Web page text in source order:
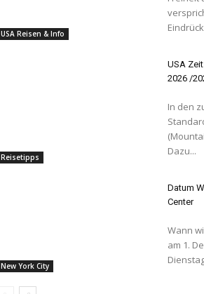
USA Reisen & Info
Reisetipps
USA
2026 /
In den
Dazu...
New York City
Datum
Center
Wann
am 1. Dezember Allgemein